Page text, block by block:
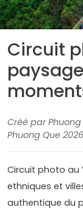
Circuit
Créé par Phuong
Phuong Que
Circuit photo au
ethniques et
authentique du